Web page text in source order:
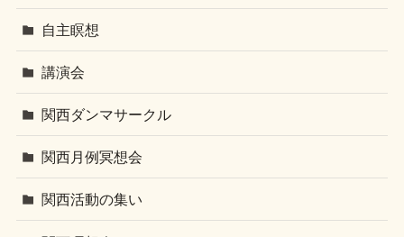
自主瞑想
講演会
関西ダンマサークル
関西月例冥想会
関西活動の集い